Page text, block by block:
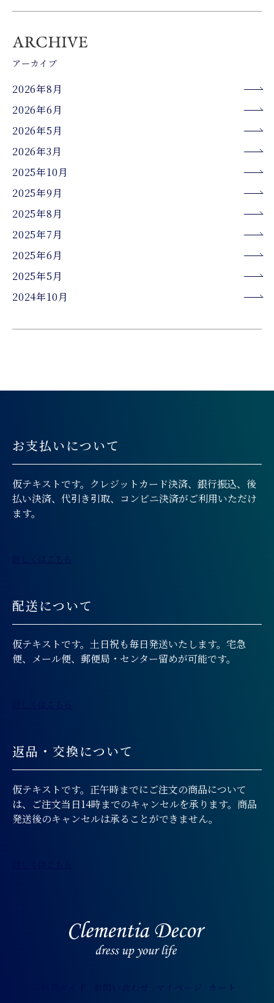
アーカイブ
2026年8月
2026年6月
2026年5月
2026年3月
2025年10月
2025年9月
2025年8月
2025年7月
2025年6月
2025年5月
2024年10月
お支払いについて
仮テキストです。クレジットカード決済、銀行振込、後
払い決済、代引き引取、コンビニ決済がご利用いただけ
ます。
詳しくはこちら
配送について
仮テキストです。土日祝も毎日発送いたします。宅急
便、メール便、郵便局・センター留めが可能です。
返品・交換について
仮テキストです。正午時までにご注文の商品について
は、ご注文当日14時までのキャンセルを承ります。商品
発送後のキャンセルは承ることができません。
お問い合わせ マイページ
カート